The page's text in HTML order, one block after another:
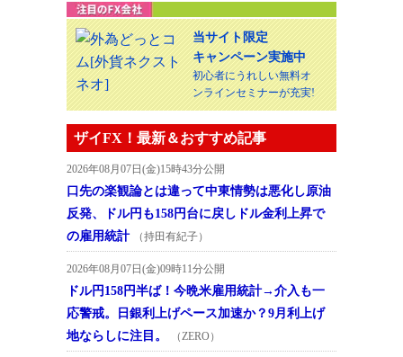
当サイト限定
キャンペーン実施中
初心者にうれしい無料オ
ンラインセミナーが充実!
ザイFX！最新＆おすすめ記事
2026年08月07日(金)15時43分公開
口先の楽観論とは違って中東情勢は悪化し原油
反発、ドル円も158円台に戻しドル金利上昇で
の雇用統計
（持田有紀子）
2026年08月07日(金)09時11分公開
ドル円158円半ば！今晩米雇用統計→介入も一
応警戒。日銀利上げペース加速か？9月利上げ
地ならしに注目。
（ZERO）